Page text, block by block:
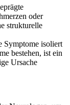
oder
strukturelle
Symptome isoliert
bestehen, ist ein
Ursache